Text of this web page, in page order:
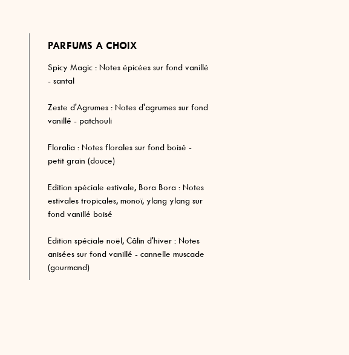
PARFUMS A CHOIX
Spicy Magic : Notes épicées sur fond vanillé
- santal
Zeste d'Agrumes : Notes d'agrumes sur fond
vanillé - patchouli
Floralia : Notes florales sur fond boisé -
petit grain (douce)
Edition spéciale estivale, Bora Bora : Notes
estivales tropicales, monoï, ylang ylang sur
fond vanillé boisé
Edition spéciale noël, Câlin d'hiver : Notes
anisées sur fond vanillé - cannelle muscade
(gourmand)